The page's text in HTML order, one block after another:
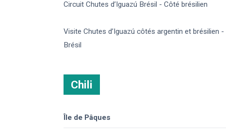
Circuit Chutes d’Iguazú Brésil - Côté brésilien
Visite Chutes d’Iguazú côtés argentin et brésilien -
Brésil
Chili
Île de Pâques